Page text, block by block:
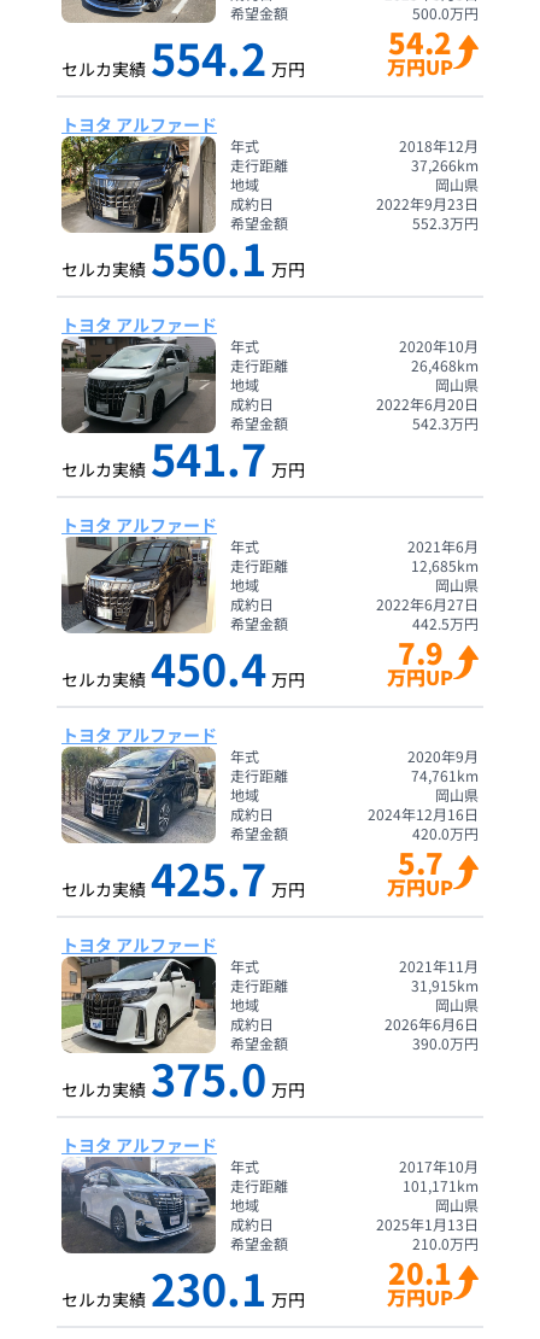
希望金額
500.0万円
セルカ実績 554.2 万円
54.2
万円UP
トヨタ アルファード
年式
2018年12月
走行距離
37,266km
地域
岡山県
成約日
2022年9月23日
希望金額
552.3万円
セルカ実績 550.1 万円
トヨタ アルファード
年式
2020年10月
走行距離
26,468km
地域
岡山県
成約日
2022年6月20日
希望金額
542.3万円
セルカ実績 541.7 万円
トヨタ アルファード
年式
2021年6月
走行距離
12,685km
地域
岡山県
成約日
2022年6月27日
希望金額
442.5万円
セルカ実績 450.4 万円
7.9
万円UP
トヨタ アルファード
年式
2020年9月
走行距離
74,761 km
地域
岡山県
成約日
2024年12月16日
希望金額
420.0万円
セルカ実績 425.7 万円
5.7
万円UP
トヨタ アルファード
年式
2021年11月
走行距離
31,915km
地域
岡山県
成約日
2026年6月6日
希望金額
390.0万円
セルカ実績 375.0 万円
トヨタ アルファード
年式
2017年10月
走行距離
101,171 km
地域
岡山県
成約日
2025年1月13日
希望金額
210.0万円
セルカ実績 230.1 万円
20.1
万円UP